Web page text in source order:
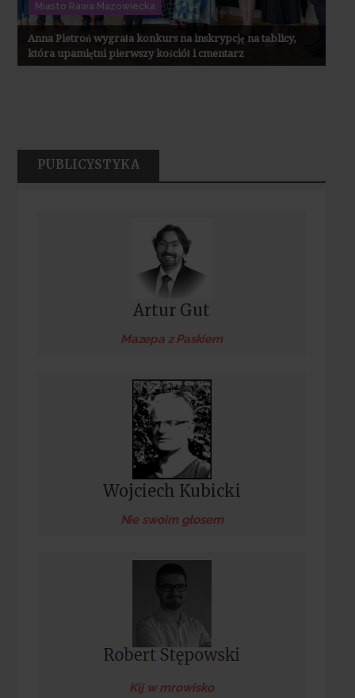
Miasto Rawa Mazowiecka
Anna Pietroń wygrała konkurs na inskrypcję na tablicy,
która upamiętni pierwszy kościół i cmentarz
PUBLICYSTYKA
Artur Gut
Mazepa z Paskiem
Wojciech Kubicki
Nie swoim głosem
Kij w mrowisko